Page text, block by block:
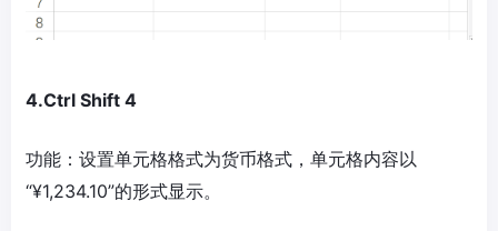
4.Ctrl Shift 4
功能：设置单元格格式为货币格式，单元格内容以
“¥1,234.10”的形式显示。